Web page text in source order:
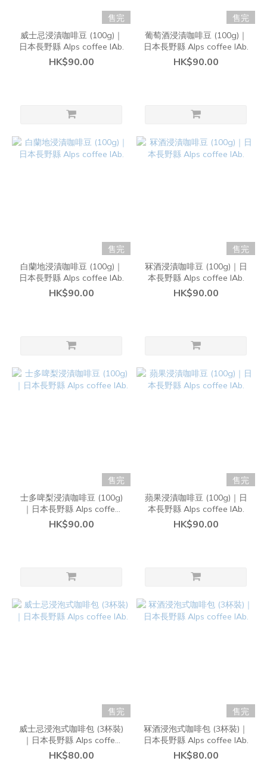
售完
威士忌浸漬咖啡豆 (100g)｜
日本長野縣 Alps coffee lAb.
HK$90.00
售完
葡萄酒浸漬咖啡豆 (100g)｜
日本長野縣 Alps coffee lAb.
HK$90.00
售完
白蘭地浸漬咖啡豆 (100g)｜
日本長野縣 Alps coffee lAb.
HK$90.00
售完
冧酒浸漬咖啡豆 (100g)｜日
本長野縣 Alps coffee lAb.
HK$90.00
售完
士多啤梨浸漬咖啡豆 (100g)
｜日本長野縣 Alps coffee
lAb.
HK$90.00
售完
蘋果浸漬咖啡豆 (100g)｜日
本長野縣 Alps coffee lAb.
HK$90.00
售完
威士忌浸泡式咖啡包 (3杯裝)
｜日本長野縣 Alps coffee
lAb.
HK$80.00
售完
冧酒浸泡式咖啡包 (3杯裝)｜
日本長野縣 Alps coffee lAb.
HK$80.00